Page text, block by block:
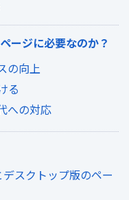
ージに必要なのか？
の向上
る
への対応
スクトップ版のペー